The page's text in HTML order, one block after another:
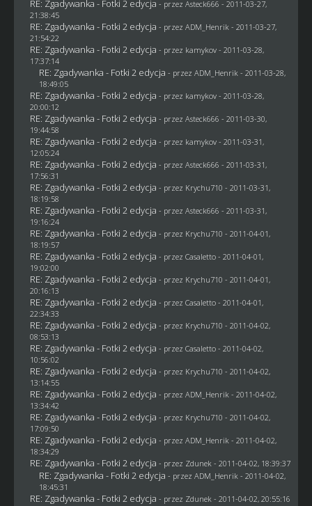
RE: Zgadywanka - Fotki 2 edycja - przez Asteck666 - 2011-03-27,
21:38:45
RE: Zgadywanka - Fotki 2 edycja - przez ADM_Henrik - 2011-03-27,
21:54:22
RE: Zgadywanka - Fotki 2 edycja - przez kamykov- 2011-03-28,
17:37:14
RE: Zgadywanka - Fotki 2 edycja - przez ADM_Henrik - 2011-03-28,
18:49:05
RE: Zgadywanka - Fotki 2 edycja - przez kamykov- 2011-03-28,
20:00:12
RE: Zgadywanka - Fotki 2 edycja - przez Asteck666 - 2011-03-30,
19:44:58
RE: Zgadywanka - Fotki 2 edycja - przez kamykov- 2011-03-31,
12:05:24
RE: Zgadywanka - Fotki 2 edycja - przez Asteck666 - 2011-03-31,
17:56:31
RE: Zgadywanka - Fotki 2 edycja - przez Krychu710 - 2011-03-31,
18:19:58
RE: Zgadywanka - Fotki 2 edycja - przez Asteck666 - 2011-03-31,
19:16:24
RE: Zgadywanka - Fotki 2 edycja - przez Krychu710 - 2011-04-01,
18:19:57
RE: Zgadywanka - Fotki 2 edycja - przez Casaletto- 2011-04-01,
19:02:00
RE: Zgadywanka - Fotki 2 edycja - przez Krychu710 - 2011-04-01,
20:16:13
RE: Zgadywanka - Fotki 2 edycja - przez Casaletto- 2011-04-01,
22:34:33
RE: Zgadywanka - Fotki 2 edycja - przez Krychu710 - 2011-04-02,
08:53:13
RE: Zgadywanka - Fotki 2 edycja - przez Casaletto- 2011-04-02,
10:56:02
RE: Zgadywanka - Fotki 2 edycja - przez Krychu710 - 2011-04-02,
13:14:55
RE: Zgadywanka - Fotki 2 edycja - przez ADM_Henrik - 2011-04-02,
13:34:42
RE: Zgadywanka - Fotki 2 edycja - przez Krychu710 - 2011-04-02,
17:09:50
RE: Zgadywanka - Fotki 2 edycja - przez ADM_Henrik - 2011-04-02,
18:34:29
RE: Zgadywanka - Fotki 2 edycja - przez Zdunek - 2011-04-02, 18:39:37
RE: Zgadywanka - Fotki 2 edycja - przez ADM_Henrik - 2011-04-02,
18:45:31
RE: Zgadywanka - Fotki 2 edycja - przez Zdunek - 2011-04-02, 20:55:16